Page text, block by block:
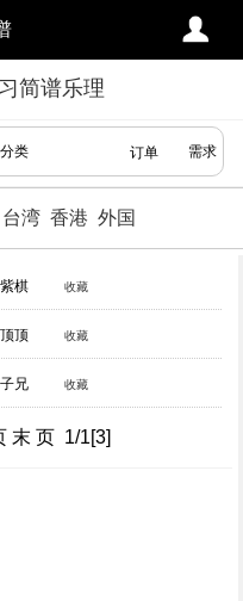
简谱乐理
分类 需求
订单
台湾 香港 外国
棋 收藏
顶 收藏
兄 收藏
末 页 1/1[3]